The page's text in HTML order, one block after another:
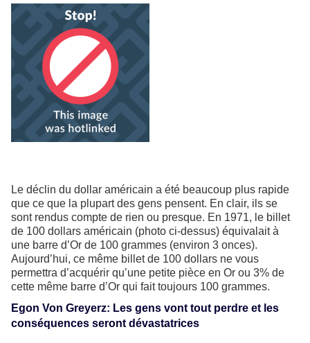
Le déclin du dollar américain a été beaucoup plus rapide
que ce que la plupart des gens pensent. En clair, ils se
sont rendus compte de rien ou presque. En 1971, le billet
de 100 dollars américain (photo ci-dessus) équivalait à
une barre d’Or de 100 grammes (environ 3 onces).
Aujourd’hui, ce même billet de 100 dollars ne vous
permettra d’acquérir qu’une petite pièce en Or ou 3% de
cette même barre d’Or qui fait toujours 100 grammes.
Egon Von Greyerz: Les gens vont tout perdre et les
conséquences seront dévastatrices